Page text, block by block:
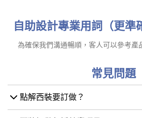
自助設計專業用詞（更準
為確保我們溝通暢順，客人可以參考產
常見問題
點解西裝要訂做？